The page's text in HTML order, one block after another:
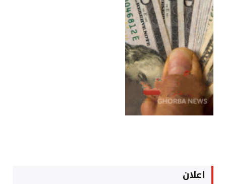
اعلان